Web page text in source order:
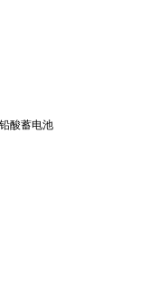
酸蓄电池